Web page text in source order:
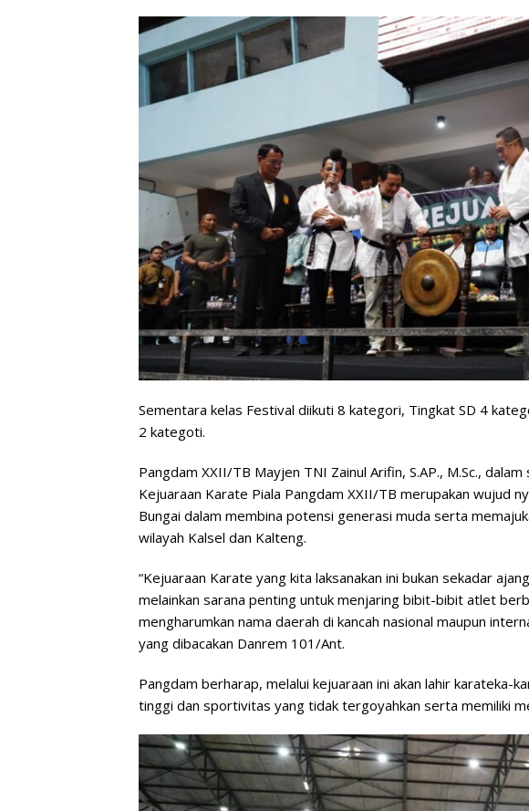
Sementara kelas Festival diikuti 8 kategori, Tingkat SD 4
2 kategoti.
Pangdam XXII/TB Mayjen TNI Zainul Arifin, S.AP., M.Sc.,
Kejuaraan Karate Piala Pangdam XXII/TB merupakan wujud
Bungai dalam membina potensi generasi muda serta
wilayah Kalsel dan Kalteng.
“Kejuaraan Karate yang kita laksanakan ini bukan sekadar
melainkan sarana penting untuk menjaring bibit-bibit atlet
mengharumkan nama daerah di kancah nasional maupun
yang dibacakan Danrem 101/Ant.
Pangdam berharap, melalui kejuaraan ini akan lahir karateka-
tinggi dan sportivitas yang tidak tergoyahkan serta memiliki